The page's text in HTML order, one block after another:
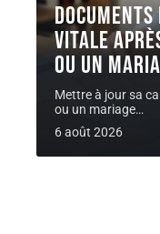
Vitale
ou un
Mettre à jour sa
ou un mariage…
6 août 2026